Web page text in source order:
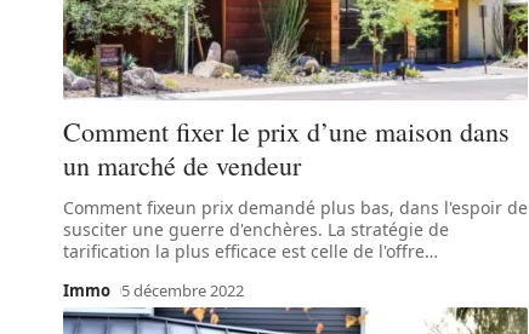
Comment fixer le prix d’une maison dans
un marché de vendeur
Comment fixeun prix demandé plus bas, dans l'espoir de
susciter une guerre d'enchères. La stratégie de
tarification la plus efficace est celle de l'offre…
Immo 5 décembre 2022